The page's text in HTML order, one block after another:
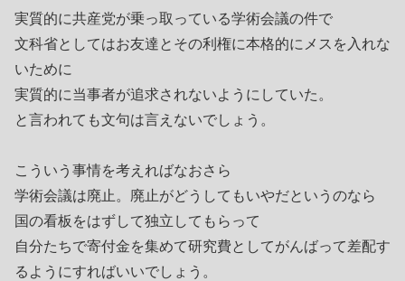
実質的に共産党が乗っ取っている学術会議の件で
文科省としてはお友達とその利権に本格的にメスを入れな
いために
実質的に当事者が追求されないようにしていた。
と言われても文句は言えないでしょう。
こういう事情を考えればなおさら
学術会議は廃止。廃止がどうしてもいやだというのなら
国の看板をはずして独立してもらって
自分たちで寄付金を集めて研究費としてがんばって差配す
るようにすればいいでしょう。